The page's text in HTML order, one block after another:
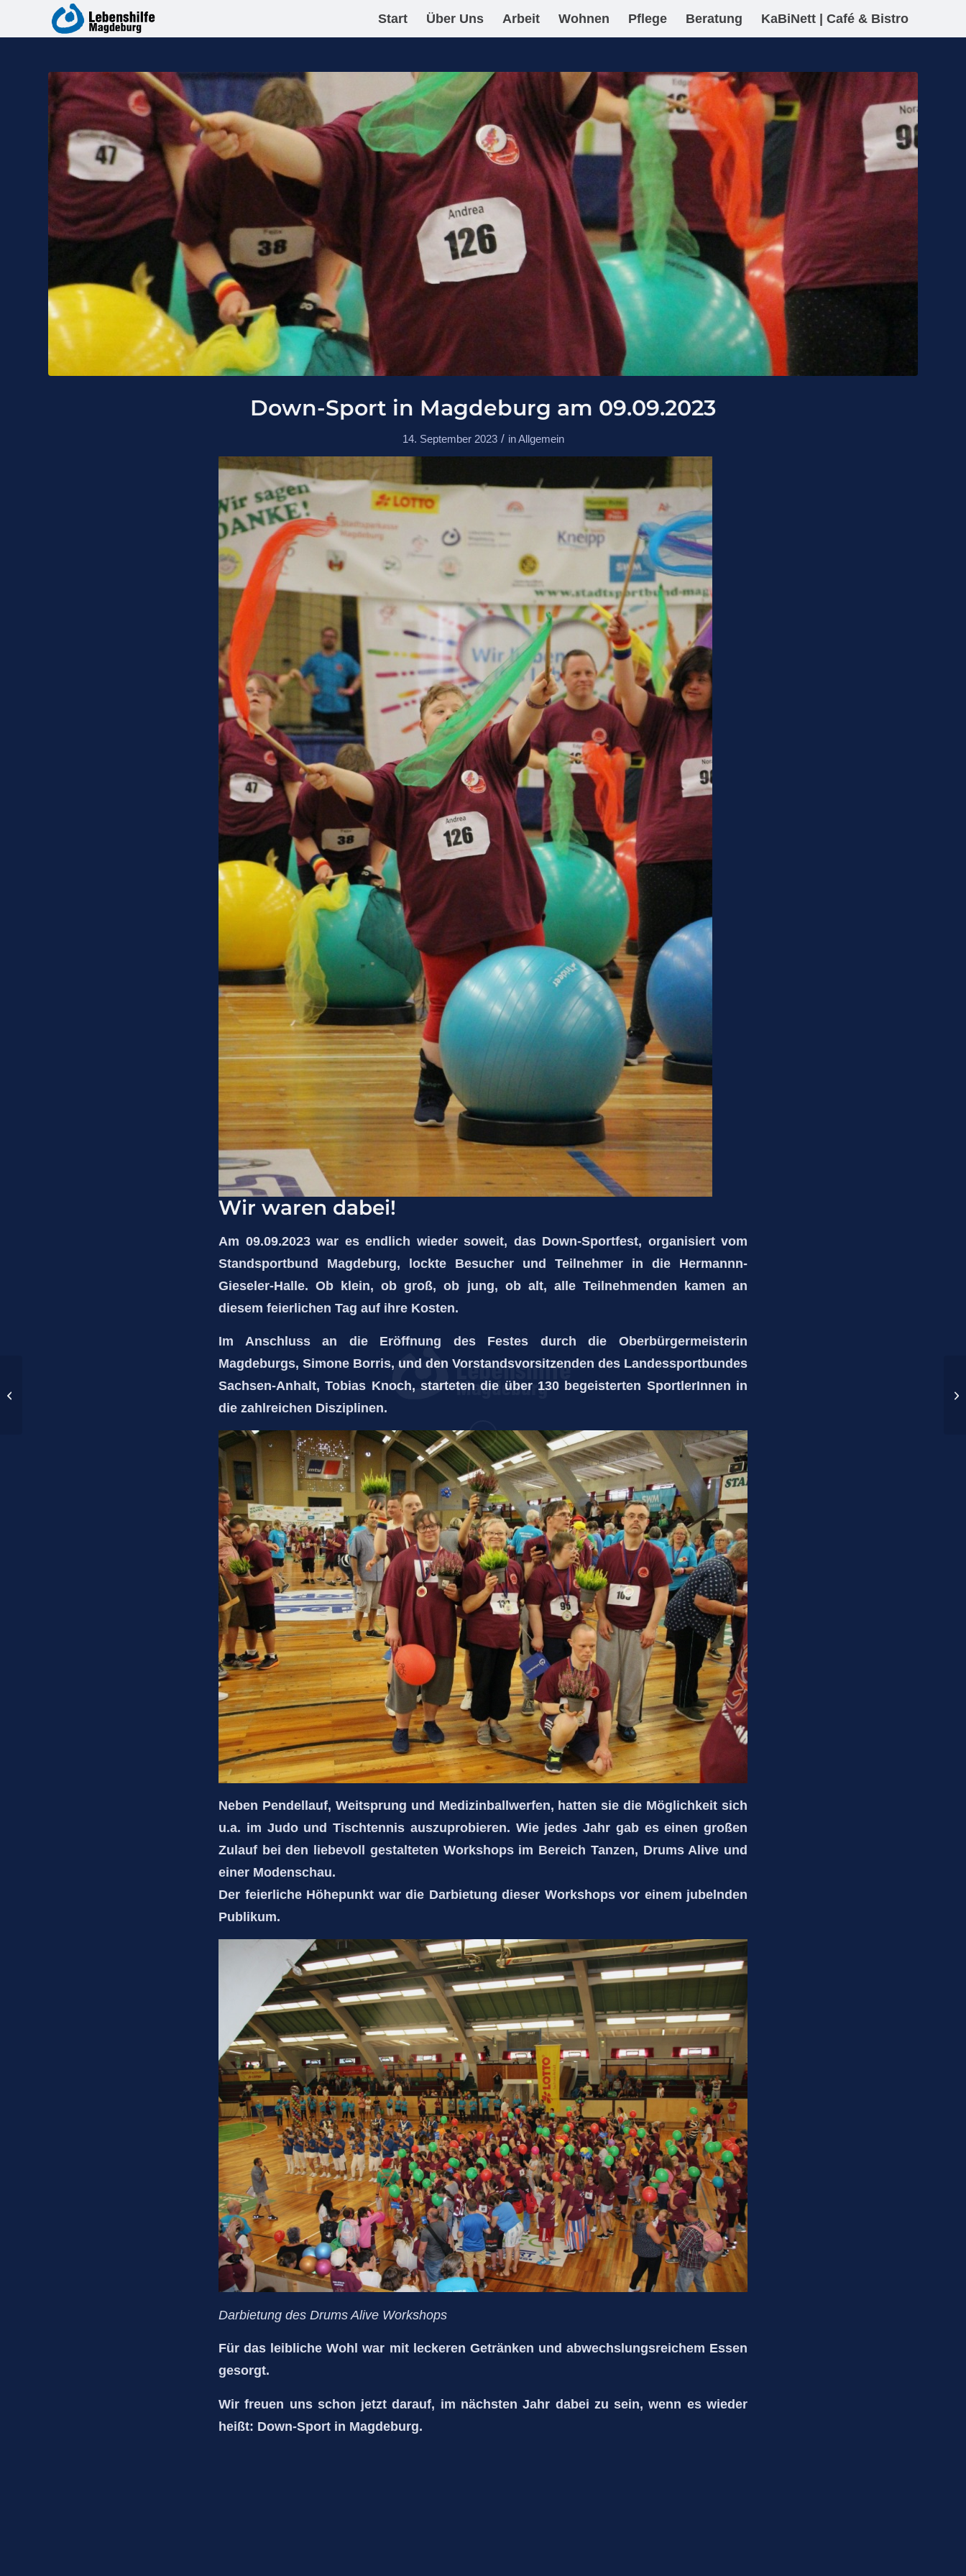
Start Über Uns Arbeit Wohnen Pflege Beratung KaBiNett | Café & Bistro
Down-Sport in Magdeburg am 09.09.2023
14. September 2023 / inAllgemein
Wir waren dabei!
Am 09.09.2023 war es endlich wieder soweit, das Down-Sportfest, organisiert vom
Standsportbund Magdeburg, lockte Besucher und Teilnehmer in die Hermannn-
Gieseler-Halle. Ob klein, ob groß, ob jung, ob alt, alle Teilnehmenden kamen an
diesem feierlichen Tag auf ihre Kosten.
Im Anschluss an die Eröffnung des Festes durch die Oberbürgermeisterin
Magdeburgs, Simone Borris, und den Vorstandsvorsitzenden des Landessportbundes
Sachsen-Anhalt, Tobias Knoch, starteten die über 130 begeisterten SportlerInnen in
die zahlreichen Disziplinen.
Neben Pendellauf, Weitsprung und Medizinballwerfen, hatten sie die Möglichkeit sich
u.a. im Judo und Tischtennis auszuprobieren. Wie jedes Jahr gab es einen großen
Zulauf bei den liebevoll gestalteten Workshops im Bereich Tanzen, Drums Alive und
einer Modenschau.
Der feierliche Höhepunkt war die Darbietung dieser Workshops vor einem jubelnden
Publikum.
Darbietung des Drums Alive Workshops
Für das leibliche Wohl war mit leckeren Getränken und abwechslungsreichem Essen
gesorgt.
Wir freuen uns schon jetzt darauf, im nächsten Jahr dabei zu sein, wenn es wieder
heißt: Down-Sport in Magdeburg.